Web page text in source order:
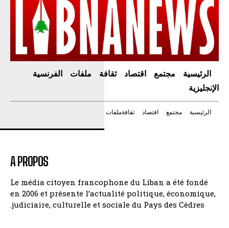
الرئيسية مجتمع اقتصاد ثقافة ملفات
الفرنسية
الإنجليزية
الرئيسية مجتمع اقتصاد ثقافةملفات
A PROPOS
Le média citoyen francophone du Liban a été fondé
en 2006 et présente l’actualité politique, économique,
judiciaire, culturelle et sociale du Pays des Cèdres.